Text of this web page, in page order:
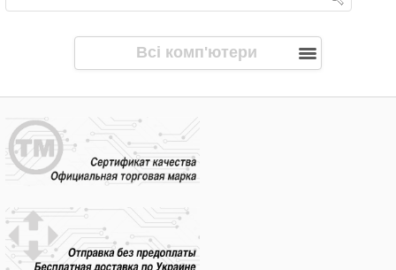
Всі комп'ютери